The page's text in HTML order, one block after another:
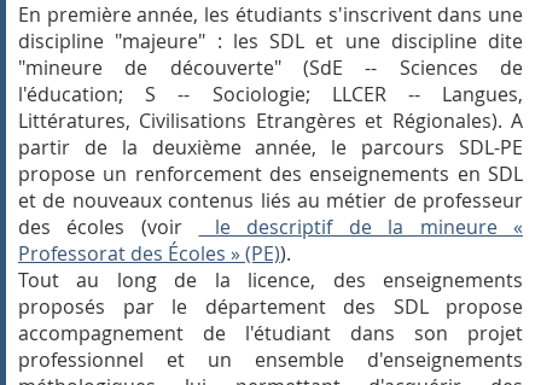
En première année, les étudiants s'inscrivent dans une
discipline "majeure" : les SDL et une discipline dite
"mineure de découverte" (SdE -- Sciences de
l'éducation; S -- Sociologie; LLCER -- Langues,
Littératures, Civilisations Etrangères et Régionales). A
partir de la deuxième année, le parcours SDL-PE
propose un renforcement des enseignements en SDL
et de nouveaux contenus liés au métier de professeur
des écoles (voir
le descriptif de la mineure «
Professorat des Écoles » (PE)).
Tout au long de la licence, des enseignements
proposés par le département des SDL propose
accompagnement de l'étudiant dans son projet
professionnel et un ensemble d'enseignements